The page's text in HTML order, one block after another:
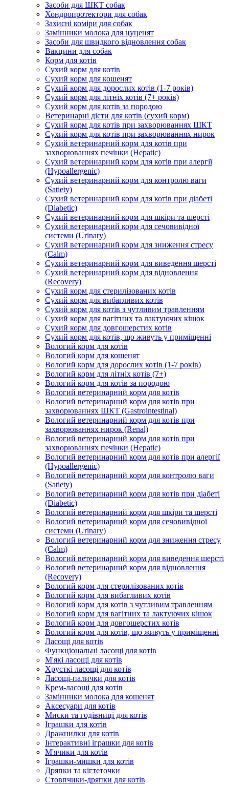
Засоби для ШКТ собак
Хондропротектори для собак
Захисні коміри для собак
Замінники молока для цуценят
Засоби для швидкого відновлення собак
Вакцини для собак
Корм для котів
Сухий корм для котів
Сухий корм для кошенят
Сухий корм для дорослих котів (1-7 років)
Сухий корм для літніх котів (7+ років)
Сухий корм для котів за породою
Ветеринарні дієти для котів (сухий корм)
Сухий корм для котів при захворюваннях ШКТ
Сухий корм для котів при захворюваннях нирок
Сухий ветеринарний корм для котів при
захворюваннях печінки (Hepatic)
Сухий ветеринарний корм для котів при алергії
(Hypoallergenic)
Сухий ветеринарний корм для контролю ваги
(Satiety)
Сухий ветеринарний корм для котів при діабеті
(Diabetic)
Сухий ветеринарний корм для шкіри та шерсті
Сухий ветеринарний корм для сечовивідної
системи (Urinary)
Сухий ветеринарний корм для зниження стресу
(Calm)
Сухий ветеринарний корм для виведення шерсті
Сухий ветеринарний корм для відновлення
(Recovery)
Сухий корм для стерилізованих котів
Сухий корм для вибагливих котів
Сухий корм для котів з чутливим травленням
Сухий корм для вагітних та лактуючих кішок
Сухий корм для довгошерстих котів
Сухий корм для котів, що живуть у приміщенні
Вологий корм для котів
Вологий корм для кошенят
Вологий корм для дорослих котів (1-7 років)
Вологий корм для літніх котів (7+)
Вологий корм для котів за породою
Вологий ветеринарний корм для котів
Вологий ветеринарний корм для котів при
захворюваннях ШКТ (Gastrointestinal)
Вологий ветеринарний корм для котів при
захворюваннях нирок (Renal)
Вологий ветеринарний корм для котів при
захворюваннях печінки (Hepatic)
Вологий ветеринарний корм для котів при алергії
(Hypoallergenic)
Вологий ветеринарний корм для контролю ваги
(Satiety)
Вологий ветеринарний корм для котів при діабеті
(Diabetic)
Вологий ветеринарний корм для шкіри та шерсті
Вологий ветеринарний корм для сечовивідної
системи (Urinary)
Вологий ветеринарний корм для зниження стресу
(Calm)
Вологий ветеринарний корм для виведення шерсті
Вологий ветеринарний корм для відновлення
(Recovery)
Вологий корм для стерилізованих котів
Вологий корм для вибагливих котів
Вологий корм для котів з чутливим травленням
Вологий корм для вагітних та лактуючих кішок
Вологий корм для довгошерстих котів
Вологий корм для котів, що живуть у приміщенні
Ласощі для котів
Функціональні ласощі для котів
М'які ласощі для котів
Хрусткі ласощі для котів
Ласощі-палички для котів
Крем-ласощі для котів
Замінники молока для кошенят
Аксесуари для котів
Миски та годівниці для котів
Іграшки для котів
Дражнилки для котів
Інтерактивні іграшки для котів
М'ячики для котів
Іграшки-мишки для котів
Дряпки та кігтеточки
Стовпчики-дряпки для котів